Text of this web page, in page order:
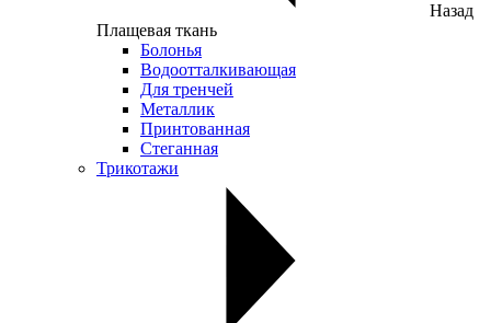
Назад
Плащевая ткань
Болонья
Водоотталкивающая
Для тренчей
Металлик
Принтованная
Стеганная
Трикотажи